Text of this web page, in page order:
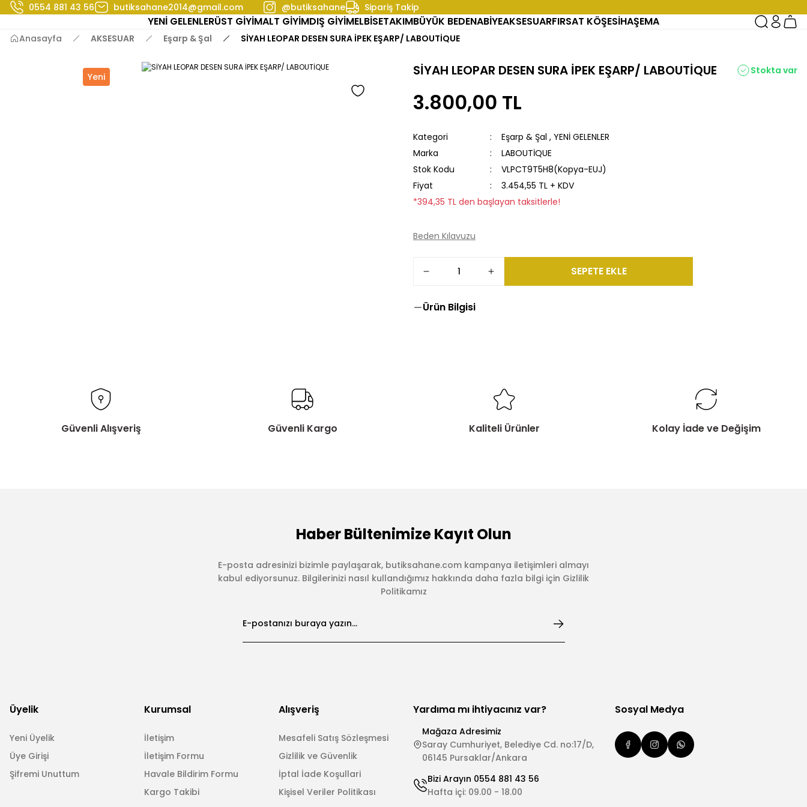
0554 881 43 56 butiksahane2014@gmail.com @butiksahane Sipariş Takip
YENİ GELENLERÜST GİYİMALT GİYİMDIŞ GİYİMELBİSETAKIMBÜYÜK BEDENABİYEAKSESUARFIRSAT KÖŞESİHAŞEMA
Anasayfa AKSESUAR Eşarp & Şal SİYAH LEOPAR DESEN SURA İPEK EŞARP/ LABOUTİQUE
Yeni SİYAH LEOPAR DESEN SURA İPEK EŞARP/ LABOUTİQUE Stokta var
3.800,00 TL
Kategori Eşarp & Şal , YENİ GELENLER
Marka
LABOUTİQUE
Stok Kodu
VLPCT9T5H8(Kopya-EUJ)
Fiyat
3.454,55 TL + KDV
*394,35 TL den başlayan taksitlerle!
Beden Kılavuzu
SEPETE EKLE
Ürün Bilgisi
Güvenli Alışveriş Güvenli Kargo Kaliteli Ürünler Kolay İade ve Değişim
Haber Bültenimize Kayıt Olun
E-posta adresinizi bizimle paylaşarak, butiksahane.com kampanya iletişimleri almayı
kabul ediyorsunuz. Bilgilerinizi nasıl kullandığımız hakkında daha fazla bilgi için Gizlilik
Politikamız
Üyelik
Yeni Üyelik
Üye Girişi
Şifremi Unuttum
Kurumsal
İletişim
İletişim Formu
Havale Bildirim Formu
Kargo Takibi
Alışveriş
Mesafeli Satış Sözleşmesi
Gizlilik ve Güvenlik
İptal İade Koşullari
Kişisel Veriler Politikası
Yardıma mı ihtiyacınız var?
Mağaza Adresimiz
Saray Cumhuriyet, Belediye Cd. no:17/D,
06145 Pursaklar/Ankara
Bizi Arayın 0554 881 43 56
Hafta içi: 09.00 - 18.00
Sosyal Medya